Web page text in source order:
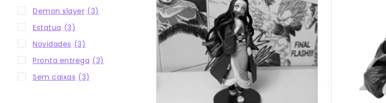
Demon slayer (3)
Estatua (3)
Novidades (3)
Pronta entrega (3)
Sem caixas (3)